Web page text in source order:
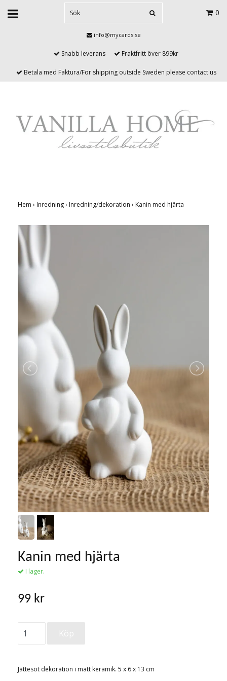
0
info@mycards.se
Snabb leverans Fraktfritt över 899kr
Betala med Faktura/For shipping outside Sweden please contact us
Hem › Inredning› Inredning/dekoration › Kanin med hjärta
Kanin med hjärta
I lager.
99 kr
Jättesöt dekoration i matt keramik. 5 x 6 x 13 cm